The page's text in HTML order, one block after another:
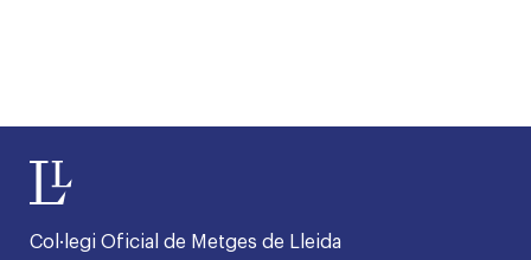
Col·legi Oficial de Metges de Lleida